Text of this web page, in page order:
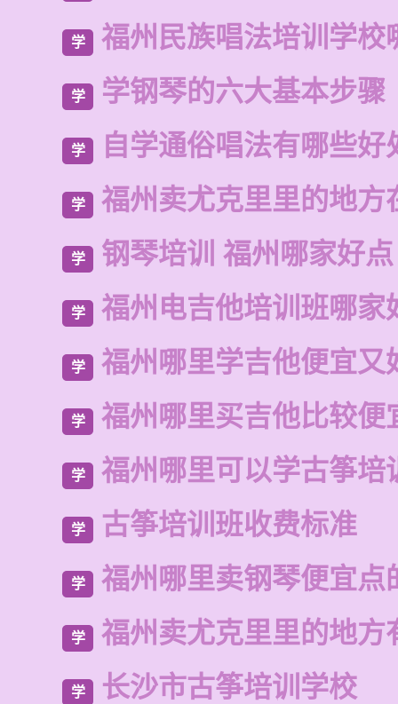
学 福州民族唱法培训学校
学 学钢琴的六大基本步骤
学 自学通俗唱法有哪些好
学 福州卖尤克里里的地方
学 钢琴培训 福州哪家好点
学 福州电吉他培训班哪家
学 福州哪里学吉他便宜又
学 福州哪里买吉他比较便
学 福州哪里可以学古筝培
学 古筝培训班收费标准
学 福州哪里卖钢琴便宜点
学 福州卖尤克里里的地方
学 长沙市古筝培训学校